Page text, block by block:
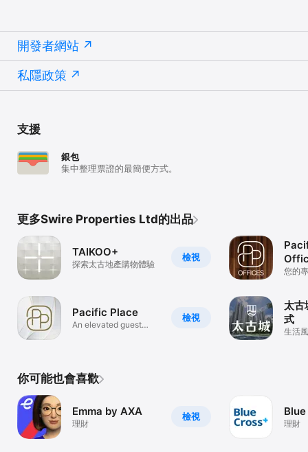
開發者網站
私隱政策
支援
銀包
集中整理票證的最簡便方式。
更多Swire Properties Ltd的出品
檢視
TAIKOO+
探索太古地產購物體驗
檢視
Pacific Place
An elevated guest
您的
太古
式
生活
你可能也會喜歡
檢視
Emma by AXA
理財 理財